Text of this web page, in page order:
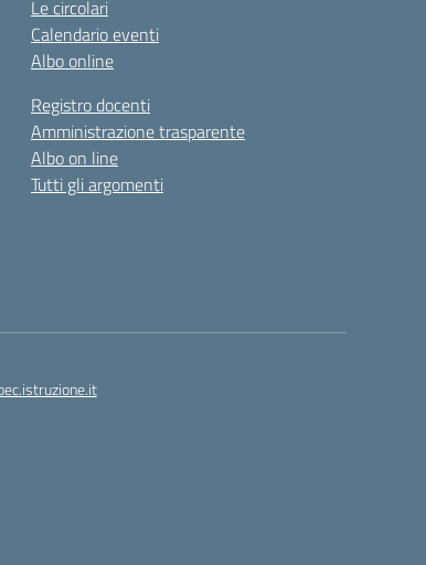
Le circolari
Calendario eventi
Albo online
Registro docenti
Amministrazione trasparente
Albo on line
Tutti gli argomenti